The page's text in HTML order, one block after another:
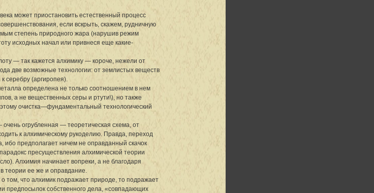
может приостановить естественный процесс
если вскрыть, скажем, рудничную
степень природного жара (нарушив режим
исходных начал или привнеся еще какие-
— так кажется алхимику — короче, нежели от
две возможные технологии: от землистых веществ
серебру (аргиропея).
определена не только соотношением в нем
а не вещественных серы и ртути\), но также
очистка—фундаментальный технологический
огрубленная — теоретическая схема, от
к алхимическому рукоделию. Правда, переход
ибо предполагает ничем не оправданный скачок
пресуществления алхимической теории
Алхимия начинает вопреки, а не благодаря
теории ее же и оправдание.
том, что алхимик подражает природе, то подражает
предпосылок собственного дела, «совпадающих